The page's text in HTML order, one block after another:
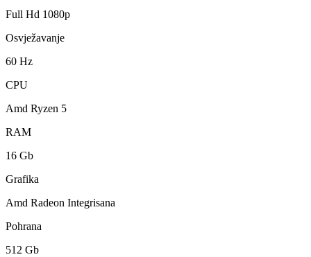
Full Hd 1080p
Osvježavanje
60 Hz
CPU
Amd Ryzen 5
RAM
16 Gb
Grafika
Amd Radeon Integrisana
Pohrana
512 Gb